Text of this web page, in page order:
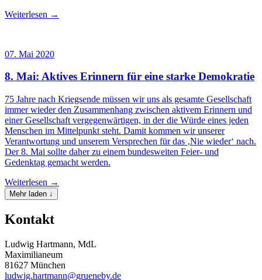
Weiterlesen →
07. Mai 2020
8. Mai: Aktives Erinnern für eine starke Demokratie
75 Jahre nach Kriegsende müssen wir uns als gesamte Gesellschaft
immer wieder den Zusammenhang zwischen aktivem Erinnern und
einer Gesellschaft vergegenwärtigen, in der die Würde eines jeden
Menschen im Mittelpunkt steht. Damit kommen wir unserer
Verantwortung und unserem Versprechen für das ‚Nie wieder‘ nach.
Der 8. Mai sollte daher zu einem bundesweiten Feier- und
Gedenktag gemacht werden.
Weiterlesen →
Mehr laden ↓
Kontakt
Ludwig Hartmann, MdL
Maximilianeum
81627 München
ludwig.hartmann@grueneby.de